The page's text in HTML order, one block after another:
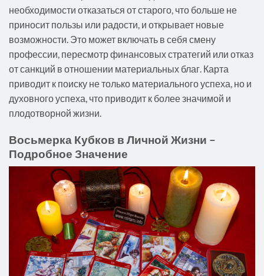
необходимости отказаться от старого, что больше не
приносит пользы или радости, и открывает новые
возможности. Это может включать в себя смену
профессии, пересмотр финансовых стратегий или отказ
от санкций в отношении материальных благ. Карта
приводит к поиску не только материального успеха, но и
духовного успеха, что приводит к более значимой и
плодотворной жизни.
Восьмерка Кубков в Личной Жизни –
Подробное Значение